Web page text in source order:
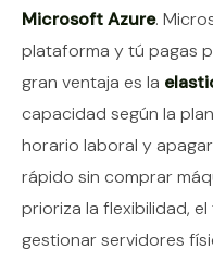
Microsoft Azure.
plataforma y tú pagas
gran ventaja es la
capacidad según la
horario laboral y
rápido sin comprar
prioriza la flexibilidad,
gestionar servidores